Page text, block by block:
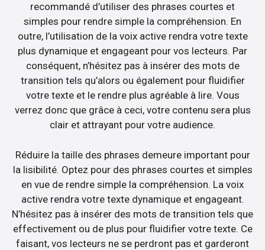
recommandé d’utiliser des phrases courtes et
simples pour rendre simple la compréhension. En
outre, l’utilisation de la voix active rendra votre texte
plus dynamique et engageant pour vos lecteurs. Par
conséquent, n’hésitez pas à insérer des mots de
transition tels qu’alors ou également pour fluidifier
votre texte et le rendre plus agréable à lire. Vous
verrez donc que grâce à ceci, votre contenu sera plus
clair et attrayant pour votre audience.
Réduire la taille des phrases demeure important pour
la lisibilité. Optez pour des phrases courtes et simples
en vue de rendre simple la compréhension. La voix
active rendra votre texte dynamique et engageant.
N’hésitez pas à insérer des mots de transition tels que
effectivement ou de plus pour fluidifier votre texte. Ce
faisant, vos lecteurs ne se perdront pas et garderont